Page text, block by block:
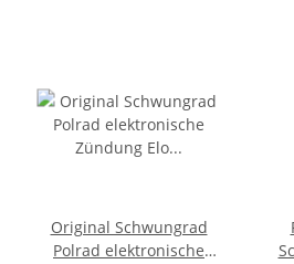
Original Schwungrad
Polrad elektronische